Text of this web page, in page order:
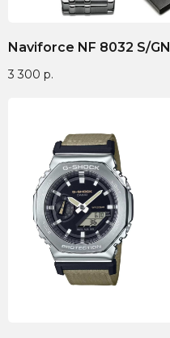
Naviforce NF 8032 S/GN
3 300 р.